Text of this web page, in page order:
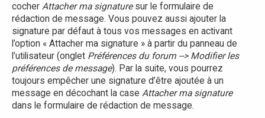
cocher Attacher ma signaturesur le formulaire de
rédaction de message. Vous pouvez aussi ajouter la
signature par défaut à tous vos messages en activant
l’option « Attacher ma signature » à partir du panneau de
l’utilisateur (onglet Préférences du forum --> Modifier les
préférences de message). Par la suite, vous pourrez
toujours empêcher une signature d’être ajoutée à un
message en décochant la case Attacher ma signature
dans le formulaire de rédaction de message.